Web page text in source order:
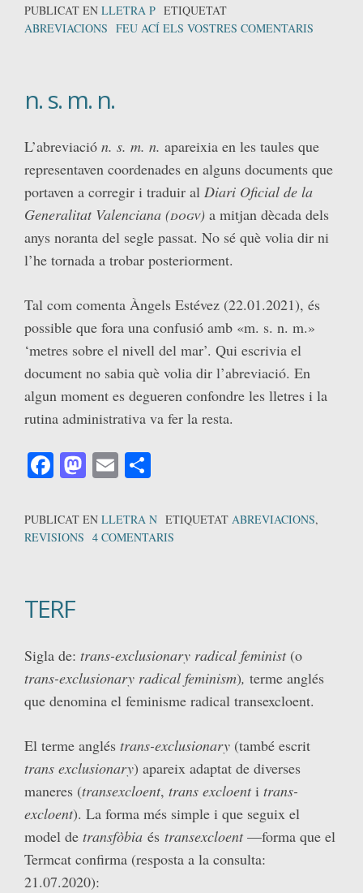
PUBLICAT EN LLETRA P ETIQUETAT
ABREVIACIONS FEU ACÍ ELS VOSTRES COMENTARIS
n. s. m. n.
L’abreviació n. s. m. n. apareixia en les taules que
representaven coordenades en alguns documents que
portaven a corregir i traduir al Diari Oficial de la
Generalitat Valenciana (dogv) a mitjan dècada dels
anys noranta del segle passat. No sé què volia dir ni
l’he tornada a trobar posteriorment.
Tal com comenta Àngels Estévez (22.01.2021), és
possible que fora una confusió amb «m. s. n. m.»
‘metres sobre el nivell del mar’. Qui escrivia el
document no sabia què volia dir l’abreviació. En
algun moment es degueren confondre les lletres i la
rutina administrativa va fer la resta.
Facebook
Mastodon
Email
PUBLICAT EN LLETRA N ETIQUETAT ABREVIACIONS,
REVISIONS 4 COMENTARIS
TERF
Sigla de: trans-exclusionary radical feminist (o
trans-exclusionary radical feminism), terme anglés
que denomina el feminisme radical transexcloent.
El terme anglés trans-exclusionary (també escrit
trans exclusionary) apareix adaptat de diverses
maneres (transexcloent, trans excloenti trans-
excloent). La forma més simple i que seguix el
model de transfòbia és transexcloent—forma que el
Termcat confirma (resposta a la consulta:
21.07.2020):